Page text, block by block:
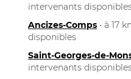
intervenants
Ancizes-Comps • à 17
disponibles
Saint-Georges-de-
intervenants